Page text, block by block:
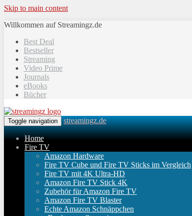
Skip to main content
Willkommen auf Streamingz.de
Best Deal
Bestseller
Streaming
Video Prime
Journals
eBooks
Bücher
Toggle navigation streamingz.de
Home
Fire TV
Amazon Hardware
Fire TV Cube und Fire TV Sticks im Vergleich
Fire TV mit 4K Ultra-HD
Amazon Fire TV Stick 4K
Zubehör für Amazon Fire TV
Amazon Fire TV Blaster
Echte Amazon Schnäppchen